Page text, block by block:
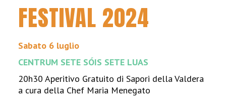
FESTIVAL 2024
Sabato 6 luglio
CENTRUM SETE SÓIS SETE LUAS
20h30 Aperitivo Gratuito di Sapori della Valdera
a cura della Chef Maria Menegato